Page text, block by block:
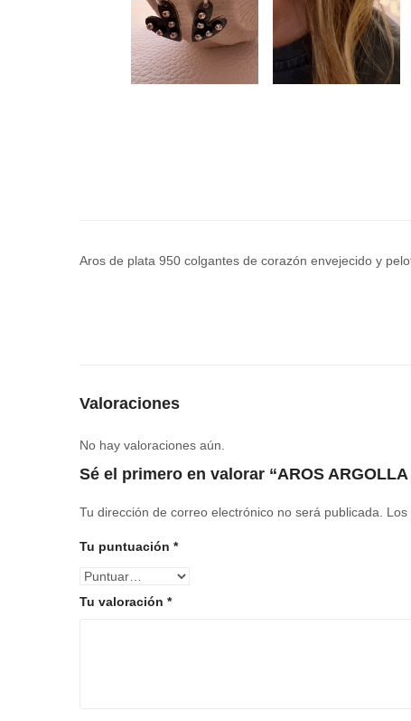
Aros de plata 950 colgantes de corazón envejecido y
Valoraciones
No hay valoraciones aún.
Sé el primero en valorar “AROS
Tu dirección de correo electrónico no será publicada. Los
Tu puntuación *
Tu valoración *